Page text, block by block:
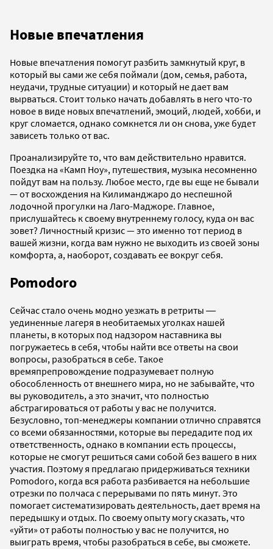
Новые впечатления
Новые впечатления помогут разбить замкнутый круг, в
который вы сами же себя поймали (дом, семья, работа,
неудачи, трудные ситуации) и который не дает вам
вырваться. Стоит только начать добавлять в него что-то
новое в виде новых впечатлений, эмоций, людей, хобби, и
круг сломается, однако сомкнется ли он снова, уже будет
зависеть только от вас.
Проанализируйте то, что вам действительно нравится.
Поездка на «Камп Ноу», путешествия, музыка несомненно
пойдут вам на пользу. Любое место, где вы еще не бывали
— от восхождения на Килиманджаро до неспешной
лодочной прогулки на Лаго-Маджоре. Главное,
прислушайтесь к своему внутреннему голосу, куда он вас
зовет? Личностный кризис — это именно тот период в
вашей жизни, когда вам нужно не выходить из своей зоны
комфорта, а, наоборот, создавать ее вокруг себя.
Pomodoro
Сейчас стало очень модно уезжать в ретриты ―
уединенные лагеря в необитаемых уголках нашей
планеты, в которых под надзором наставника вы
погружаетесь в себя, чтобы найти все ответы на свои
вопросы, разобраться в себе. Такое
времяпрепровождение подразумевает полную
обособленность от внешнего мира, но не забывайте, что
вы руководитель, а это значит, что полностью
абстрагироваться от работы у вас не получится.
Безусловно, топ-менеджеры компании отлично справятся
со всеми обязанностями, которые вы передадите под их
ответственность, однако в компании есть процессы,
которые не смогут решиться сами собой без вашего в них
участия. Поэтому я предлагаю придерживаться техники
Pomodoro, когда вся работа разбивается на небольшие
отрезки по полчаса c перерывами по пять минут. Это
помогает систематизировать деятельность, дает время на
передышку и отдых. По своему опыту могу сказать, что
«уйти» от работы полностью у вас не получится, но
выиграть время, чтобы разобраться в себе, вы сможете.